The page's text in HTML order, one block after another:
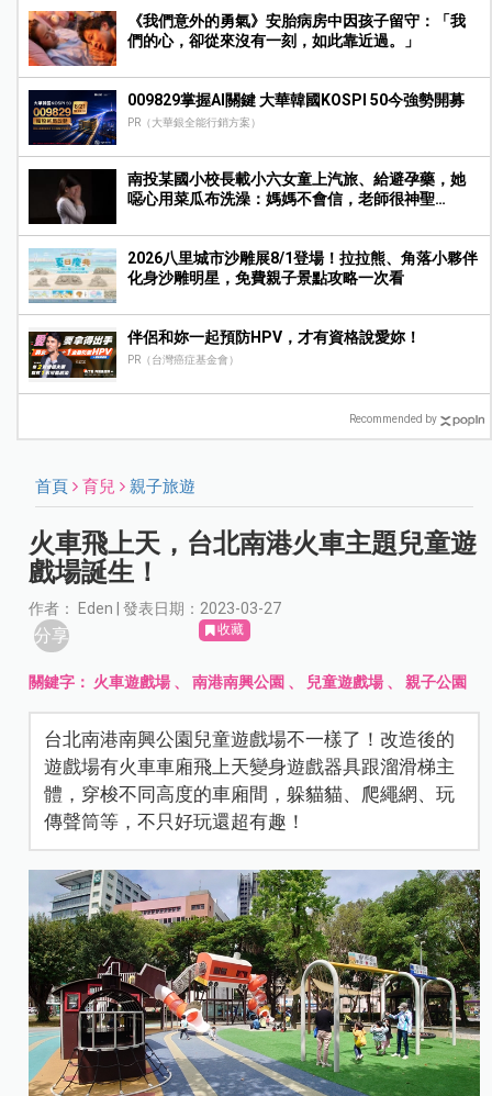
《我們意外的勇氣》安胎病房中因孩子留守：「我
們的心，卻從來沒有一刻，如此靠近過。」
009829掌握AI關鍵 大華韓國KOSPI 50今強勢開募
PR（大華銀全能行銷方案）
南投某國小校長載小六女童上汽旅、給避孕藥，她
噁心用菜瓜布洗澡：媽媽不會信，老師很神聖…
2026八里城市沙雕展8/1登場！拉拉熊、角落小夥伴
化身沙雕明星，免費親子景點攻略一次看
伴侶和妳一起預防HPV，才有資格說愛妳！
PR（台灣癌症基金會）
Recommended by
首頁 育兒 親子旅遊
火車飛上天，台北南港火車主題兒童遊
戲場誕生！
作者： Eden | 發表日期：2023-03-27
分享 收藏
關鍵字： 火車遊戲場 、南港南興公園 、 兒童遊戲場 、親子公園
台北南港南興公園兒童遊戲場不一樣了！改造後的
遊戲場有火車車廂飛上天變身遊戲器具跟溜滑梯主
體，穿梭不同高度的車廂間，躲貓貓、爬繩網、玩
傳聲筒等，不只好玩還超有趣！